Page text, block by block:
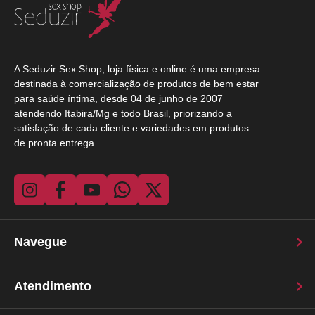
Novidades
Marcas
A Seduzir Sex Shop, loja física e online é uma empresa
destinada à comercialização de produtos de bem estar
para saúde íntima, desde 04 de junho de 2007
atendendo Itabira/Mg e todo Brasil, priorizando a
satisfação de cada cliente e variedades em produtos
de pronta entrega.
Navegue
Atendimento